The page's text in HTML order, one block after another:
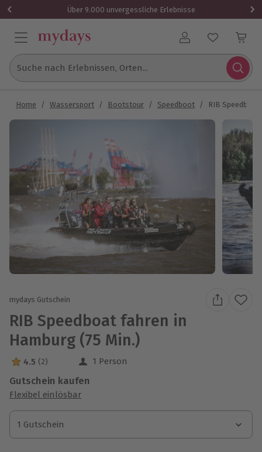
Über 9.000 unvergessliche Erlebnisse
Benutzerkonto
Suche nach Erlebnissen, Orten...
Home / Wassersport / Bootstour / Speedboot / RIB
mydays Gutschein
RIB Speedboat fahren in
Hamburg (75 Min.)
4.5 Sterne von 5 aus 2 Bewertungen
4.5 (2) 1 Person
Gutschein kaufen
Flexibel einlösbar
1 Gutschein
1 Gutschein
1 Gutschein